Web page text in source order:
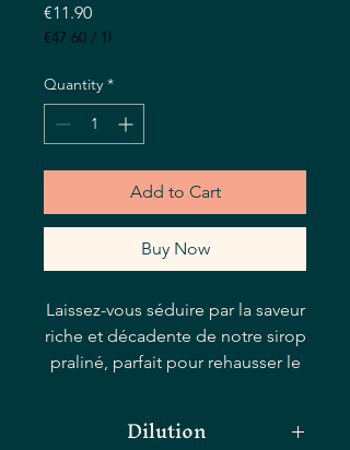
€11.90Price
€47.60 / 1l
per
1
Liter
Quantity *
Add to Cart
Buy Now
Laissez-vous séduire par la saveur
riche et décadente de notre sirop
praliné, parfait pour rehausser le
cuillerée de ce sirop praliné
Dilution